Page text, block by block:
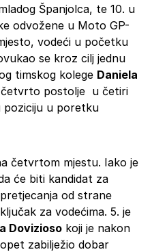
Španjolca, te 10. u
odvožene u Moto GP-
vodeći u početku
se kroz cilj jednu
timskog kolege Daniela
četvrto postolje u četiri
u poretku
četvrtom mjestu. Iako je
će biti kandidat za
od strane
za vodećima. 5. je
Dovizioso koji je nakon
opet zabilježio dobar